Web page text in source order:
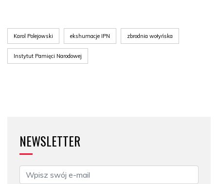
Karol Polejowski ekshumacje IPN zbrodnia wołyńska
Instytut Pamięci Narodowej
NEWSLETTER